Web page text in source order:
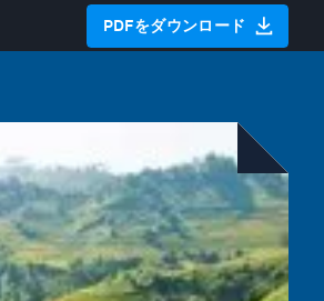
PDFをダウンロード